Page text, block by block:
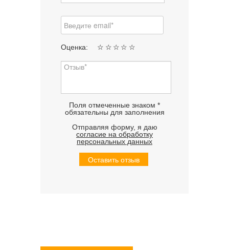
Оценка: ☆
☆
☆
☆
☆
Поля отмеченные знаком *
обязательны для заполнения
Отправляя форму, я даю
согласие на обработку
персональных данных
Оставить отзыв